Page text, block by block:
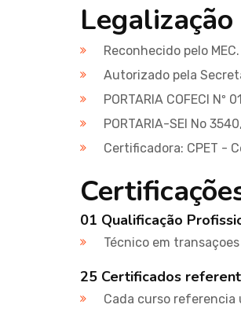
Legalização
Reconhecido pelo MEC.
Autorizado pela
PORTARIA COFECI Nº
PORTARIA-SEI No
Certificadora: CPET -
01 Qualificação
Técnico em
25 Certificados
Cada curso referencia